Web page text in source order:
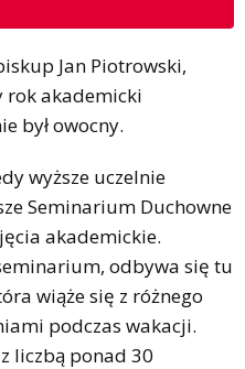
Jan Piotrowski,
rok akademicki
był owocny.
wyższe uczelnie
Seminarium Duchowne
akademickie.
odbywa się tu
wiąże się z różnego
podczas wakacji.
liczbą ponad 30